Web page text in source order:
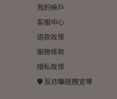
我的帳戶
客服中心
退款政策
服務條款
隱私政策
🛡️ 反詐騙提醒宣導